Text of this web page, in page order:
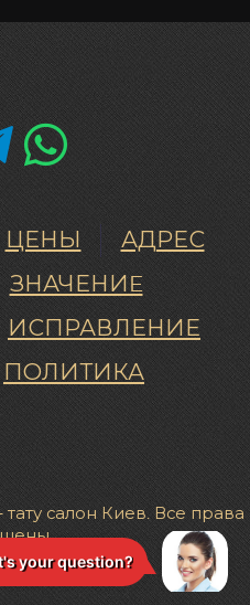
ЦЕНЫ
АДРЕС
ЗНАЧЕНИE
ИСПРАВЛЕНИЕ
ПОЛИТИКА
тату салон Киев. Все права